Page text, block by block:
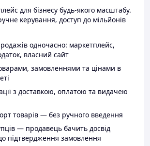
для бізнесу будь-якого масштабу.
керування, доступ до мільйонів
одночасно: маркетплейс,
власний сайт
замовленнями та цінами в
з доставкою, оплатою та видачею
товарів — без ручного введення
— продавець бачить досвід
підтвердження замовлення